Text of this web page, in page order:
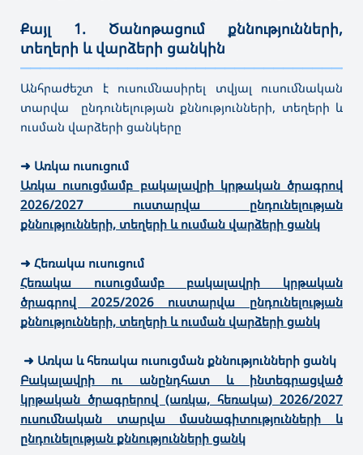
Քայլ 1. Ծանոթացում քննությունների,
տեղերի և վարձերի ցանկին
Անհրաժեշտ է ուսումնասիրել տվյալ ուսումնական
տարվա ընդունելության քննությունների, տեղերի և
ուսման վարձերի ցանկերը
➜ Առկա ուսուցում
Առկա ուսուցմամբ բակալավրի կրթական ծրագրով
2026/2027 ուստարվա ընդունելության
քննությունների, տեղերի և ուսման վարձերի ցանկ
➜ Հեռակա ուսուցում
Հեռակա ուսուցմամբ բակալավրի կրթական
ծրագրով 2025/2026 ուստարվա ընդունելության
քննությունների, տեղերի և ուսման վարձերի ցանկ
➜ Առկա և հեռակա ուսուցման քննությունների ցանկ
Բակալավրի ու անընդհատ և ինտեգրացված
կրթական ծրագրերով (առկա, հեռակա) 2026/2027
ուսումնական տարվա մասնագիտությունների և
ընդունելության քննությունների ցանկ